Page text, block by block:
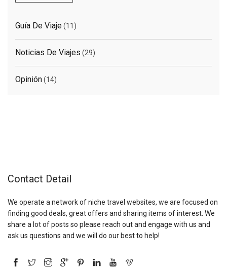
Guía De Viaje(11)
Noticias De Viajes (29)
Opinión(14)
Contact Detail
We operate a network of niche travel websites, we are focused on
finding good deals, great offers and sharing items of interest. We
share a lot of posts so please reach out and engage with us and
ask us questions and we will do our best to help!